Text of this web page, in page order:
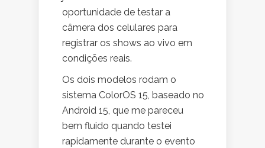
oportunidade de testar a
câmera dos celulares para
registrar os shows ao vivo em
condições reais.
Os dois modelos rodam o
sistema ColorOS 15, baseado no
Android 15, que me pareceu
bem fluido quando testei
rapidamente durante o evento